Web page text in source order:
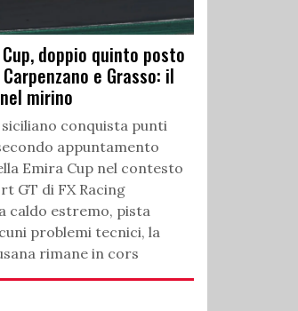
doppio quinto posto
e Grasso: il
mirino
siciliano conquista punti
appuntamento
Emira Cup nel contesto
GT di FX Racing
caldo estremo, pista
problemi tecnici, la
rimane in cors